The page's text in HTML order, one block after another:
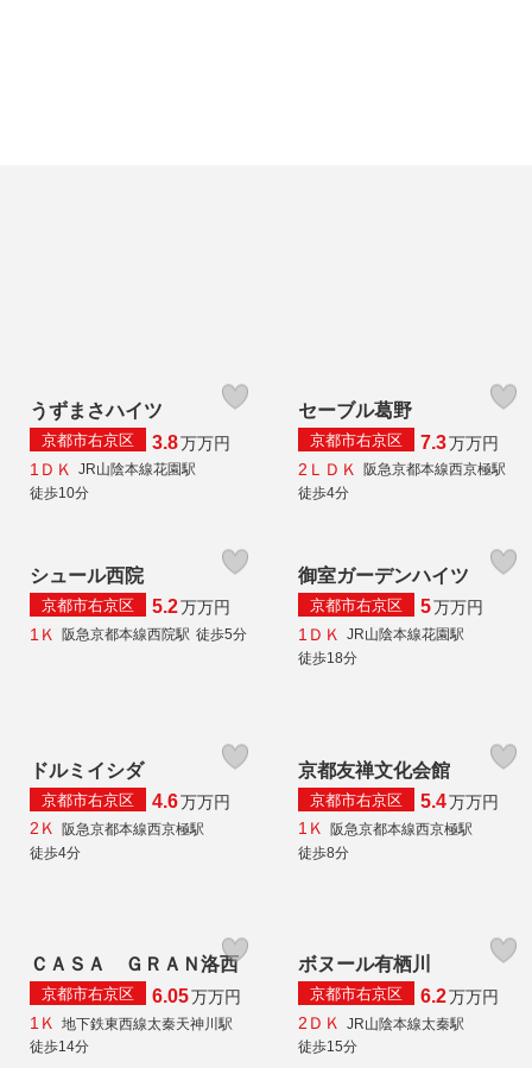
うずまさハイツ
京都市右京区 3.8万万円
1ＤＫ
JR山陰本線花園駅
徒歩10分
セーブル葛野
京都市右京区 7.3万万円
2ＬＤＫ
阪急京都本線西京極駅
徒歩4分
シュール西院
京都市右京区 5.2万万円
1Ｋ
阪急京都本線西院駅 徒歩5分
御室ガーデンハイツ
京都市右京区 5万万円
1ＤＫ
JR山陰本線花園駅
徒歩18分
ドルミイシダ
京都市右京区 4.6万万円
2Ｋ 阪急京都本線西京極駅
徒歩4分
京都友禅文化会館
京都市右京区 5.4万万円
1Ｋ 阪急京都本線西京極駅
徒歩8分
ＣＡＳＡ ＧＲＡＮ洛西
京都市右京区 6.05万万円
1Ｋ
地下鉄東西線太秦天神川駅
徒歩14分
ボヌール有栖川
京都市右京区 6.2万万円
2ＤＫ
JR山陰本線太秦駅
徒歩15分